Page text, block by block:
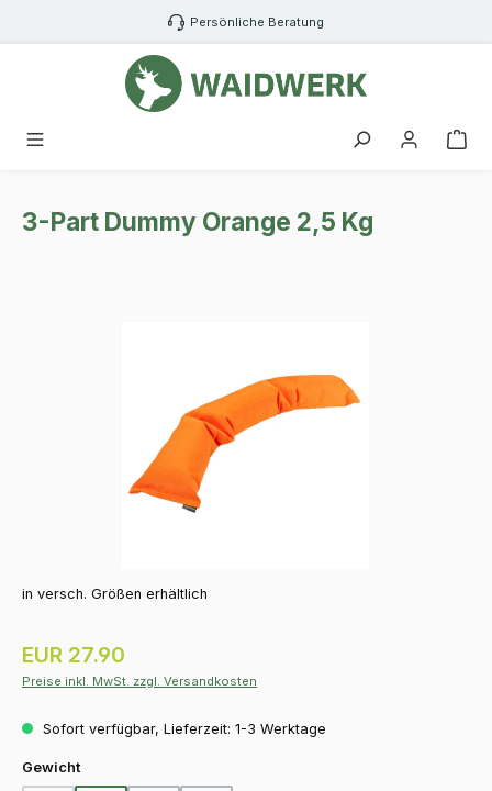
Zum Hauptinhalt springen Persönliche Beratung
3-Part Dummy Orange 2,5 Kg
in versch. Größen erhältlich
Regulärer Preis:
EUR 27.90
Preise inkl. MwSt. zzgl. Versandkosten
Sofort verfügbar, Lieferzeit: 1-3 Werktage
Gewichtauswählen